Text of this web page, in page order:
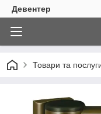
Девентер
Товари та